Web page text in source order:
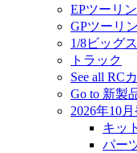
EPツーリ
GPツーリ
1/8ビッグ
トラック
See all RC
Go to 新製
2026年10
キット
パー